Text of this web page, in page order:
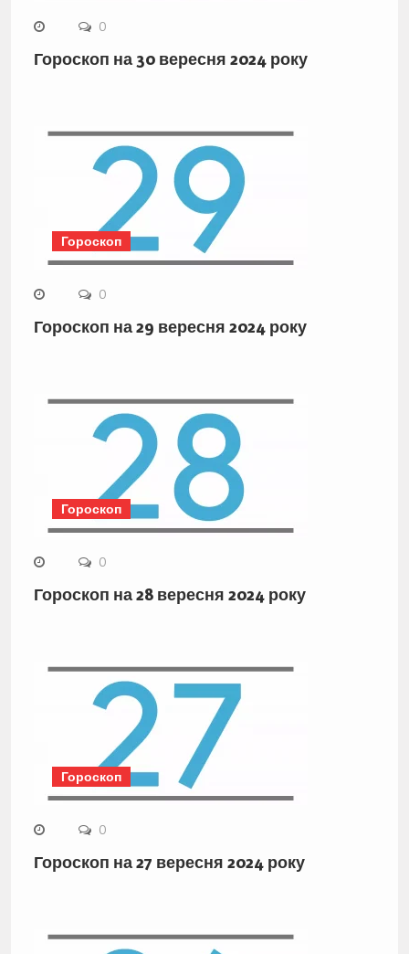
0
Гороскоп на 30 вересня 2024 року
Гороскоп
0
Гороскоп на 29 вересня 2024 року
Гороскоп
0
Гороскоп на 28 вересня 2024 року
Гороскоп
0
Гороскоп на 27 вересня 2024 року